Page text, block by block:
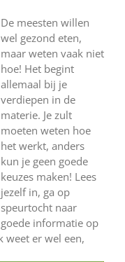
De meesten willen
wel gezond eten,
maar weten vaak niet
hoe! Het begint
allemaal bij je
verdiepen in de
materie. Je zult
moeten weten hoe
het werkt, anders
kun je geen goede
keuzes maken! Lees
jezelf in, ga op
speurtocht naar
goede informatie op
weet er wel een,